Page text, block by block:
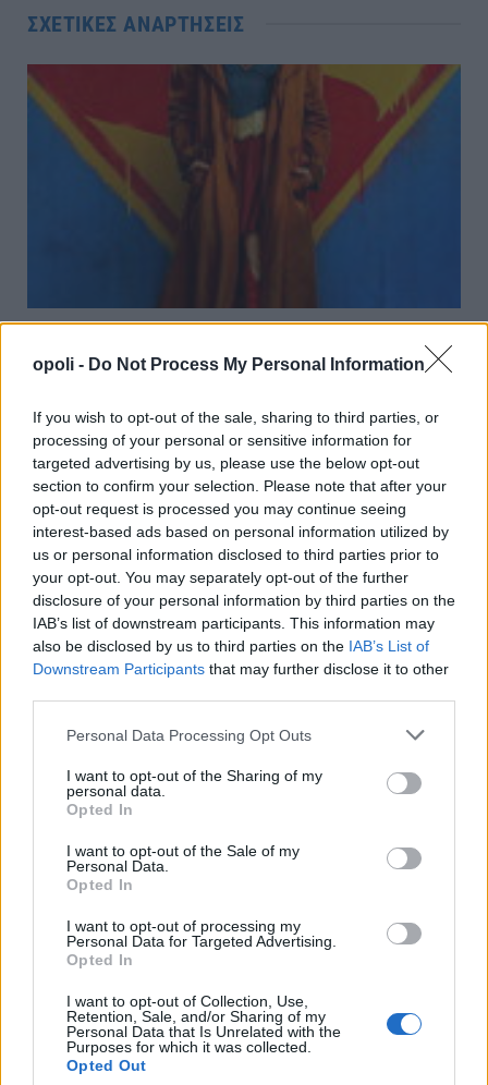
opoli - Do Not Process My Personal Information
If you wish to opt-out of the sale, sharing to third parties, or
processing of your personal or sensitive information for
targeted advertising by us, please use the below opt-out
section to confirm your selection. Please note that after your
opt-out request is processed you may continue seeing
interest-based ads based on personal information utilized by
us or personal information disclosed to third parties prior to
your opt-out. You may separately opt-out of the further
disclosure of your personal information by third parties on the
IAB’s list of downstream participants. This information may
also be disclosed by us to third parties on the IAB’s List of
Downstream Participants that may further disclose it to other
Personal Data Processing Opt Outs
I want to opt-out of the Sharing of my
personal data.
Opted In
I want to opt-out of the Sale of my
Personal Data.
Opted In
I want to opt-out of processing my
Personal Data for Targeted Advertising.
Opted In
I want to opt-out of Collection, Use,
Retention, Sale, and/or Sharing of my
Personal Data that Is Unrelated with the
Purposes for which it was collected.
Opted Out
ΣΧΕΤΙΚΈΣ ΑΝΑΡΤΉΣΕΙΣ
στο Θερινό Δημοτικό Θέατρο
Ιός του Δυτικού Νείλου: Στις περιοχές υψηλού
κινδύνου και η Νάουσα – Αυξάνονται τα κρούσματα
Πέμπτη, 6 Αυγούστου 2026 10:12 ΠΜ